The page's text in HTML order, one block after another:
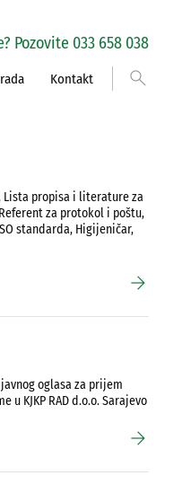
Pozovite 033 658 038
Kontakt search
propisa i literature za
za protokol i poštu,
standarda, Higijeničar,
arrow_forward
oglasa za prijem
KJKP RAD d.o.o. Sarajevo
arrow_forward